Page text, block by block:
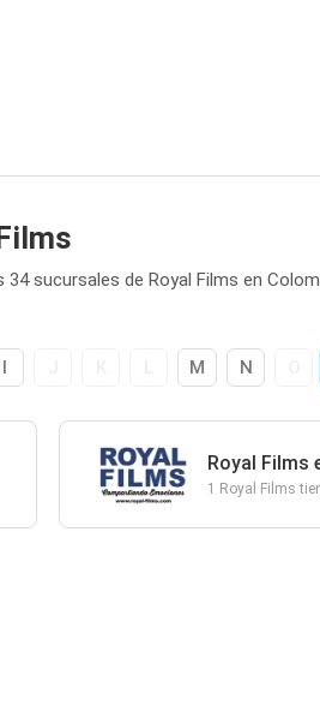
sucursales de Royal Films en
I M N
Royal Films
1 Royal Films